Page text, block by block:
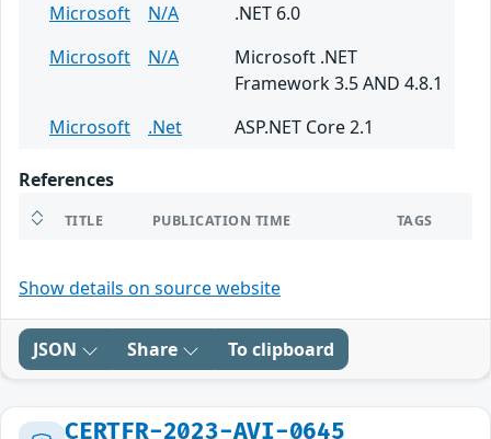
Microsoft
N/A
.NET 6.0
Microsoft
N/A
Microsoft .NET
Framework 3.5 AND 4.8.1
Microsoft
.Net ASP.NET Core 2.1
References
TITLE PUBLICATION TIME TAGS
Show details on source website
JSON Share To clipboard
CERTFR-2023-AVI-0645